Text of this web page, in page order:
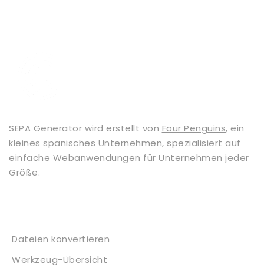
SEPA Generator wird erstellt von Four Penguins, ein
kleines spanisches Unternehmen, spezialisiert auf
einfache Webanwendungen für Unternehmen jeder
Größe.
Dateien konvertieren
Werkzeug-Übersicht